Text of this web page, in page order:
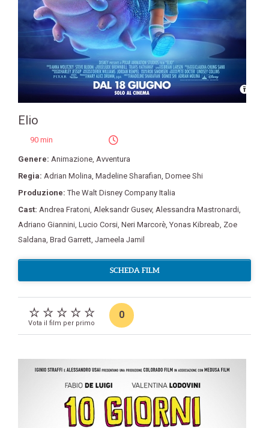
Elio
90 min
Genere: Animazione, Avventura
Regia: Adrian Molina, Madeline Sharafian, Domee Shi
Produzione:The Walt Disney Company Italia
Cast: Andrea Fratoni, Aleksandr Gusev, Alessandra Mastronardi,
Adriano Giannini, Lucio Corsi, Neri Marcorè, Yonas Kibreab, Zoe
Saldana, Brad Garrett, Jameela Jamil
SCHEDA FILM
Vota il film per primo
0